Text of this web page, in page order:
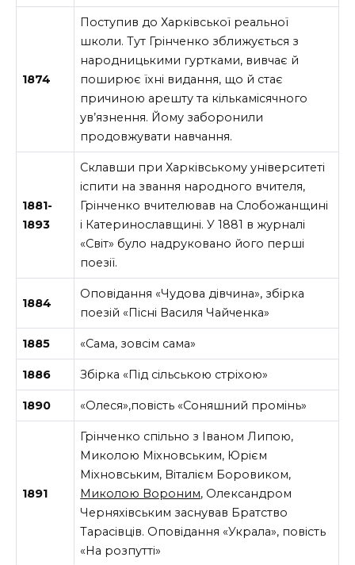
1874
Поступив до Харківської реальної
школи. Тут Грінченко зближується з
народницькими гуртками, вивчає й
поширює їхні видання, що й стає
причиною арешту та кількамісячного
ув’язнення. Йому заборонили
продовжувати навчання.
1881-
1893
Склавши при Харківському університеті
іспити на звання народного вчителя,
Грінченко вчителював на Слобожанщині
і Катеринославщині. У 1881 в журналі
«Світ» було надруковано його перші
поезії.
1884
Оповідання «Чудова дівчина», збірка
поезій «Пісні Василя Чайченка»
1885 «Сама, зовсім сама»
1886 Збірка «Під сільською стріхою»
1890 «Олеся»,повість «Соняшний промінь»
1891
Грінченко спільно з Іваном Липою,
Миколою Міхновським, Юрієм
Міхновським, Віталієм Боровиком,
Миколою Вороним, Олександром
Черняхівським заснував Братство
Тарасівців. Оповідання «Украла», повість
«На розпутті»